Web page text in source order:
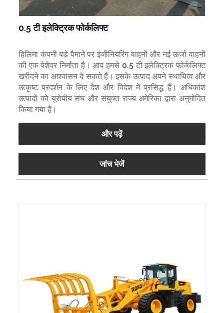
0.5 टी इलेक्ट्रिक फोर्कलिफ्ट
हिलिमा कंपनी बड़े पैमाने पर इंजीनियरिंग वाहनों और नई ऊर्जा वाहनों
की एक पेशेवर निर्माता है। आप हमसे 0.5 टी इलेक्ट्रिक फोर्कलिफ्ट
खरीदने का आश्वासन दे सकते हैं। इसके उत्पाद अपने स्थायित्व और
उत्कृष्ट प्रदर्शन के लिए देश और विदेश में प्रसिद्ध हैं। अधिकांश
उत्पादों को यूरोपीय संघ और संयुक्त राज्य अमेरिका द्वारा अनुमोदित
किया गया है।
और पढ़ें
जांच भेजें